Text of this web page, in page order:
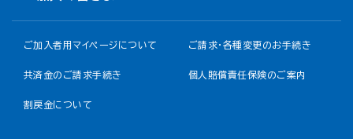
ご加入者用マイページについて ご請求・各種変更のお手続き
共済金のご請求手続き 個人賠償責任保険のご案内
割戻金について​